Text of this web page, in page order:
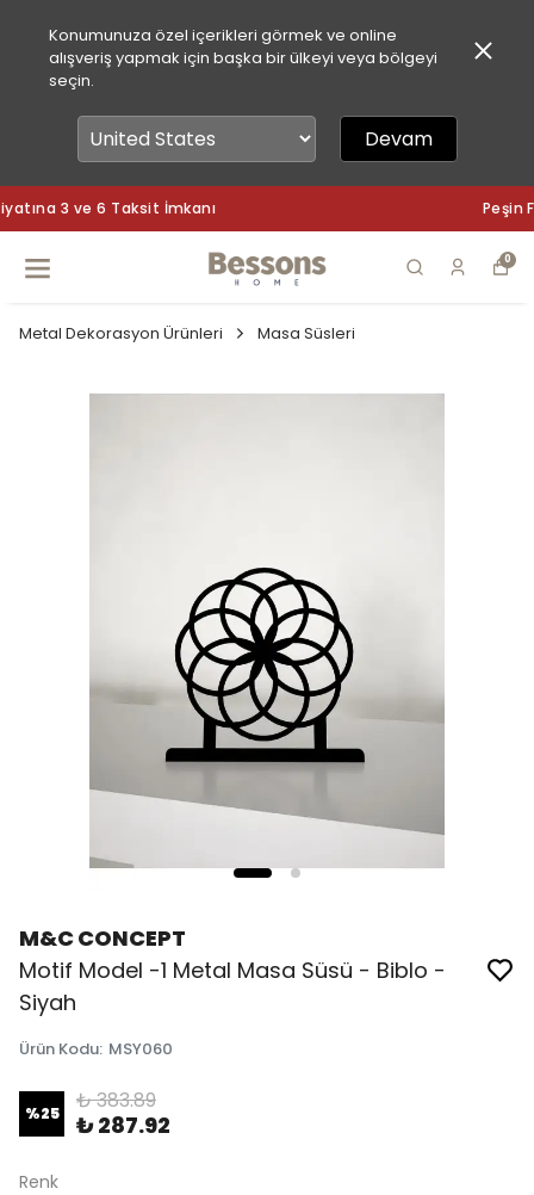
Konumunuza özel içerikleri görmek ve online
alışveriş yapmak için başka bir ülkeyi veya bölgeyi
seçin.
Devam
Peşin Fiyatına 3 ve 6 Taksit İmkanı
0
Metal Dekorasyon Ürünleri Masa Süsleri
M&C CONCEPT
Motif Model -1 Metal Masa Süsü - Biblo -
Siyah
Ürün Kodu: MSY060
%25 ₺ 383.89
₺ 287.92
Renk